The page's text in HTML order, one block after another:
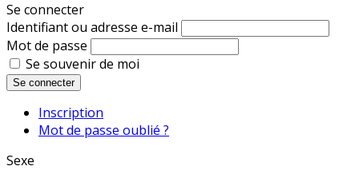
Se connecter
Identifiant ou adresse e-mail
Mot de passe
Se souvenir de moi
Se connecter
Inscription
Mot de passe oublié ?
Sexe